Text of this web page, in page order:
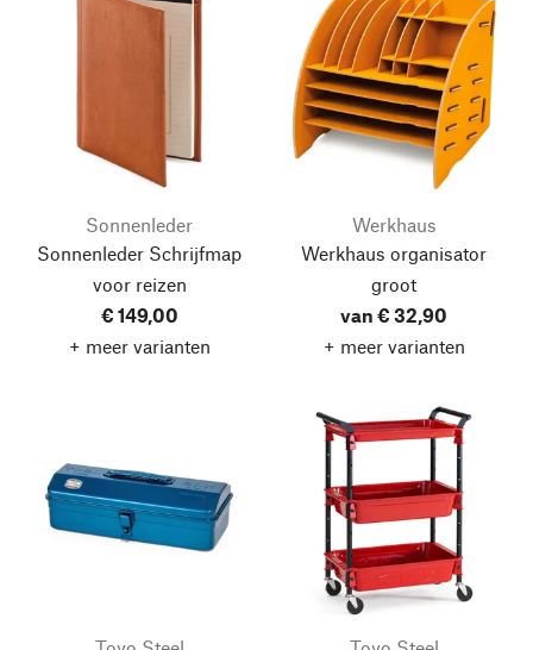
Sonnenleder
Sonnenleder Schrijfmap
voor reizen
€ 149,00
+ meer varianten
Werkhaus
Werkhaus organisator
groot
van € 32,90
+ meer varianten